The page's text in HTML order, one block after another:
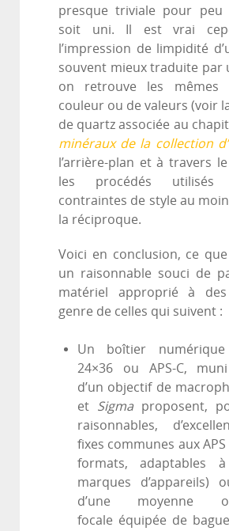
presque triviale pour
soit uni. Il est vrai
l’impression de limpidité
souvent mieux traduite par
on retrouve les mêmes
couleur ou de valeurs (voir
de quartz associée au
minéraux de la collection
l’arrière-plan et à travers
les procédés
contraintes de style au
la réciproque.
Voici en conclusion, ce
un raisonnable souci de
matériel approprié à
genre de celles qui suivent :
Un boîtier
24×36 ou APS-C,
d’un objectif de
et Sigma proposent,
raisonnables,
fixes communes aux
formats, adaptables
marques d’appareils)
d’une moyenne
focale équipée de